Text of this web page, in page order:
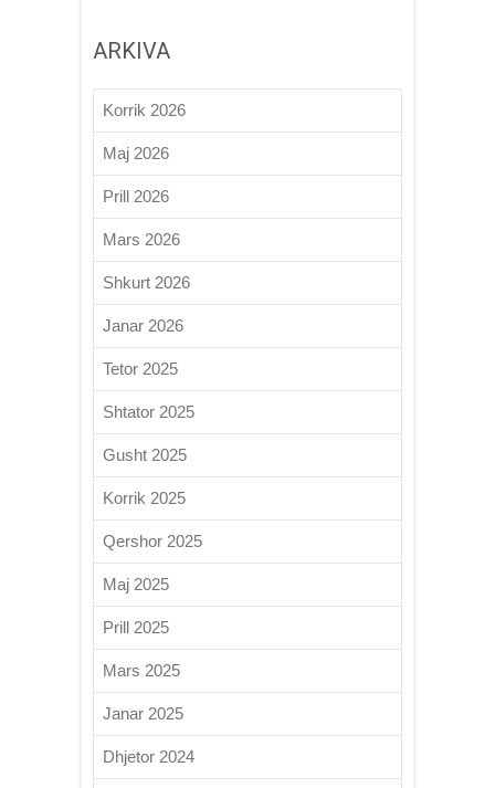
ARKIVA
Korrik 2026
Maj 2026
Prill 2026
Mars 2026
Shkurt 2026
Janar 2026
Tetor 2025
Shtator 2025
Gusht 2025
Korrik 2025
Qershor 2025
Maj 2025
Prill 2025
Mars 2025
Janar 2025
Dhjetor 2024